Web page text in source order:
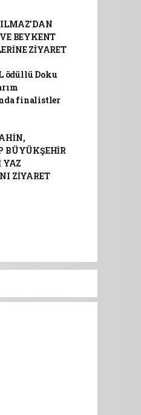
BEYKENT
ZİYARET
ödüllü Doku
finalistler
BÜYÜKŞEHİR
YAZ
ZİYARET